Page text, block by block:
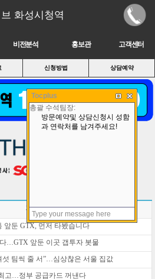
화성시청역
비전분석 홍보관 고객센터
신청방법 상담예약
제목
둔 GTX, 먼저 타봤습니다
…GTX 앞둔 이곳 갭투자 봇물
섯 팀씩 줄 서”…심상찮은 서울 집값
고…정부 공급카드 꺼낸다
Tocplus